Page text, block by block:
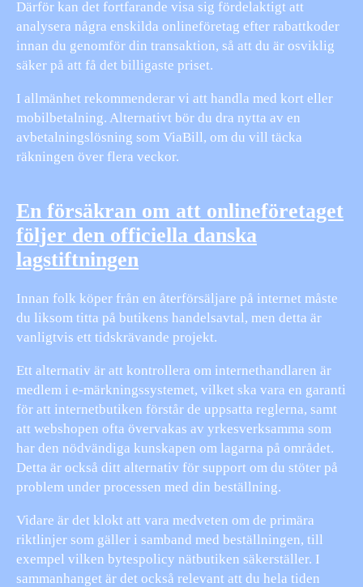
Därför kan det fortfarande visa sig fördelaktigt att
analysera några enskilda onlineföretag efter rabattkoder
innan du genomför din transaktion, så att du är osviklig
säker på att få det billigaste priset.
I allmänhet rekommenderar vi att handla med kort eller
mobilbetalning. Alternativt bör du dra nytta av en
avbetalningslösning som ViaBill, om du vill täcka
räkningen över flera veckor.
En försäkran om att onlineföretaget
följer den officiella danska
lagstiftningen
Innan folk köper från en återförsäljare på internet måste
du liksom titta på butikens handelsavtal, men detta är
vanligtvis ett tidskrävande projekt.
Ett alternativ är att kontrollera om internethandlaren är
medlem i e-märkningssystemet, vilket ska vara en garanti
för att internetbutiken förstår de uppsatta reglerna, samt
att webshopen ofta övervakas av yrkesverksamma som
har den nödvändiga kunskapen om lagarna på området.
Detta är också ditt alternativ för support om du stöter på
problem under processen med din beställning.
Vidare är det klokt att vara medveten om de primära
riktlinjer som gäller i samband med beställningen, till
exempel vilken bytespolicy nätbutiken säkerställer. I
sammanhanget är det också relevant att du hela tiden